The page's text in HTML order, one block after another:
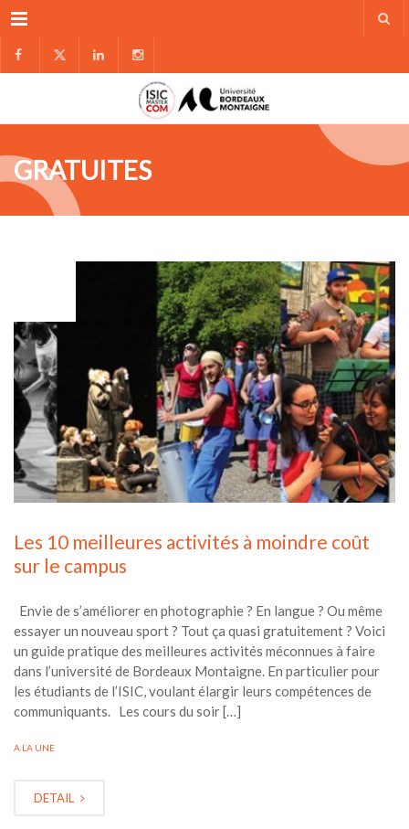
Menu
GRATUITES
Les 10 meilleures activités à moindre coût
sur le campus
Envie de s’améliorer en photographie ? En langue ? Ou même
essayer un nouveau sport ? Tout ça quasi gratuitement ? Voici
un guide pratique des meilleures activités méconnues à faire
dans l’université de Bordeaux Montaigne. En particulier pour
les étudiants de l’ISIC, voulant élargir leurs compétences de
communiquants. Les cours du soir […]
A LA UNE
DETAIL